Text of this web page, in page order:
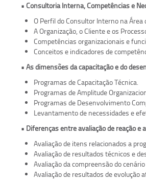
• Consultoria Interna, Competências e
O Perfil do Consultor Interno na
A Organização, o Cliente e os
Competências organizacionais e
Conceitos e indicadores de
• As dimensões da capacitação e do
Programas de Capacitação Técnica.
Programas de Amplitude
Programas de Desenvolvimento
Levantamento de necessidades e
• Diferenças entre avaliação de reação e
Avaliação de itens relacionados a
Avaliação de resultados técnicos e
Avaliação da compreensão do
Avaliação de resultados de evolução